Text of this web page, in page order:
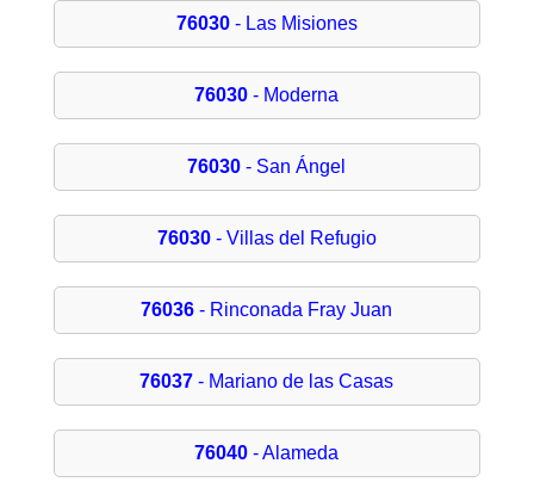
76030- Las Misiones
76030 - Moderna
76030 - San Ángel
76030- Villas del Refugio
76036 - Rinconada Fray Juan
76037 - Mariano de las Casas
76040 - Alameda